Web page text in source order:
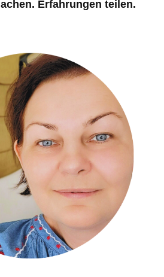
Erfahrungen teilen.